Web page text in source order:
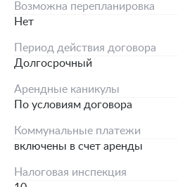
Возможна перепланировка
Нет
Период действия договора
Долгосрочный
Арендные каникулы
По условиям договора
Коммунальные платежи
включены в счет аренды
Налоговая инспекция